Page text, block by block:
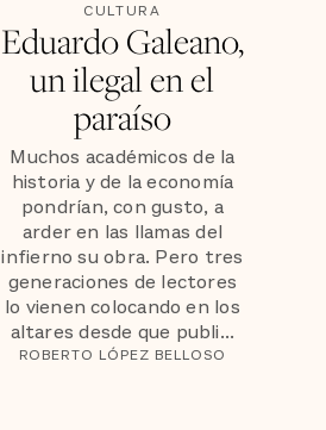
CULTURA
Eduardo Galeano,
un ilegal en el
paraíso
Muchos académicos de la
historia y de la economía
pondrían, con gusto, a
arder en las llamas del
infierno su obra. Pero tres
generaciones de lectores
lo vienen colocando en los
altares desde que publi...
ROBERTO LÓPEZ BELLOSO